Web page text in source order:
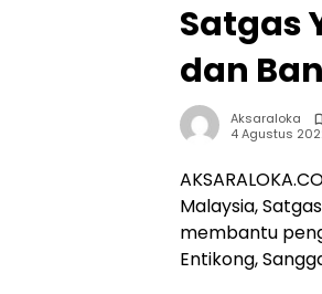
Satgas
dan
Aksaraloka
4 Agustus
Malaysia,
membantu
Entikong,